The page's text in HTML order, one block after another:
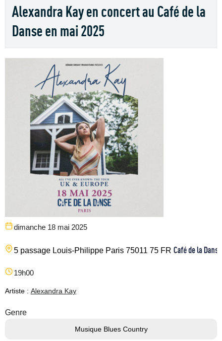
Alexandra Kay en concert au Café de la
Danse en mai 2025
dimanche 18 mai 2025
5 passage Louis-Philippe Paris 75011 75 FR Café de la Danse
19h00
Artiste : Alexandra Kay
Genre
Musique Blues Country